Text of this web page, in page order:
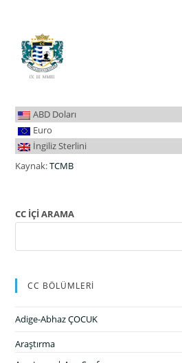
ABD Doları
Euro
İngiliz Sterlini
Kaynak:TCMB
CC İÇİ ARAMA
CC BÖLÜMLERİ
Adige-Abhaz ÇOCUK
Araştırma